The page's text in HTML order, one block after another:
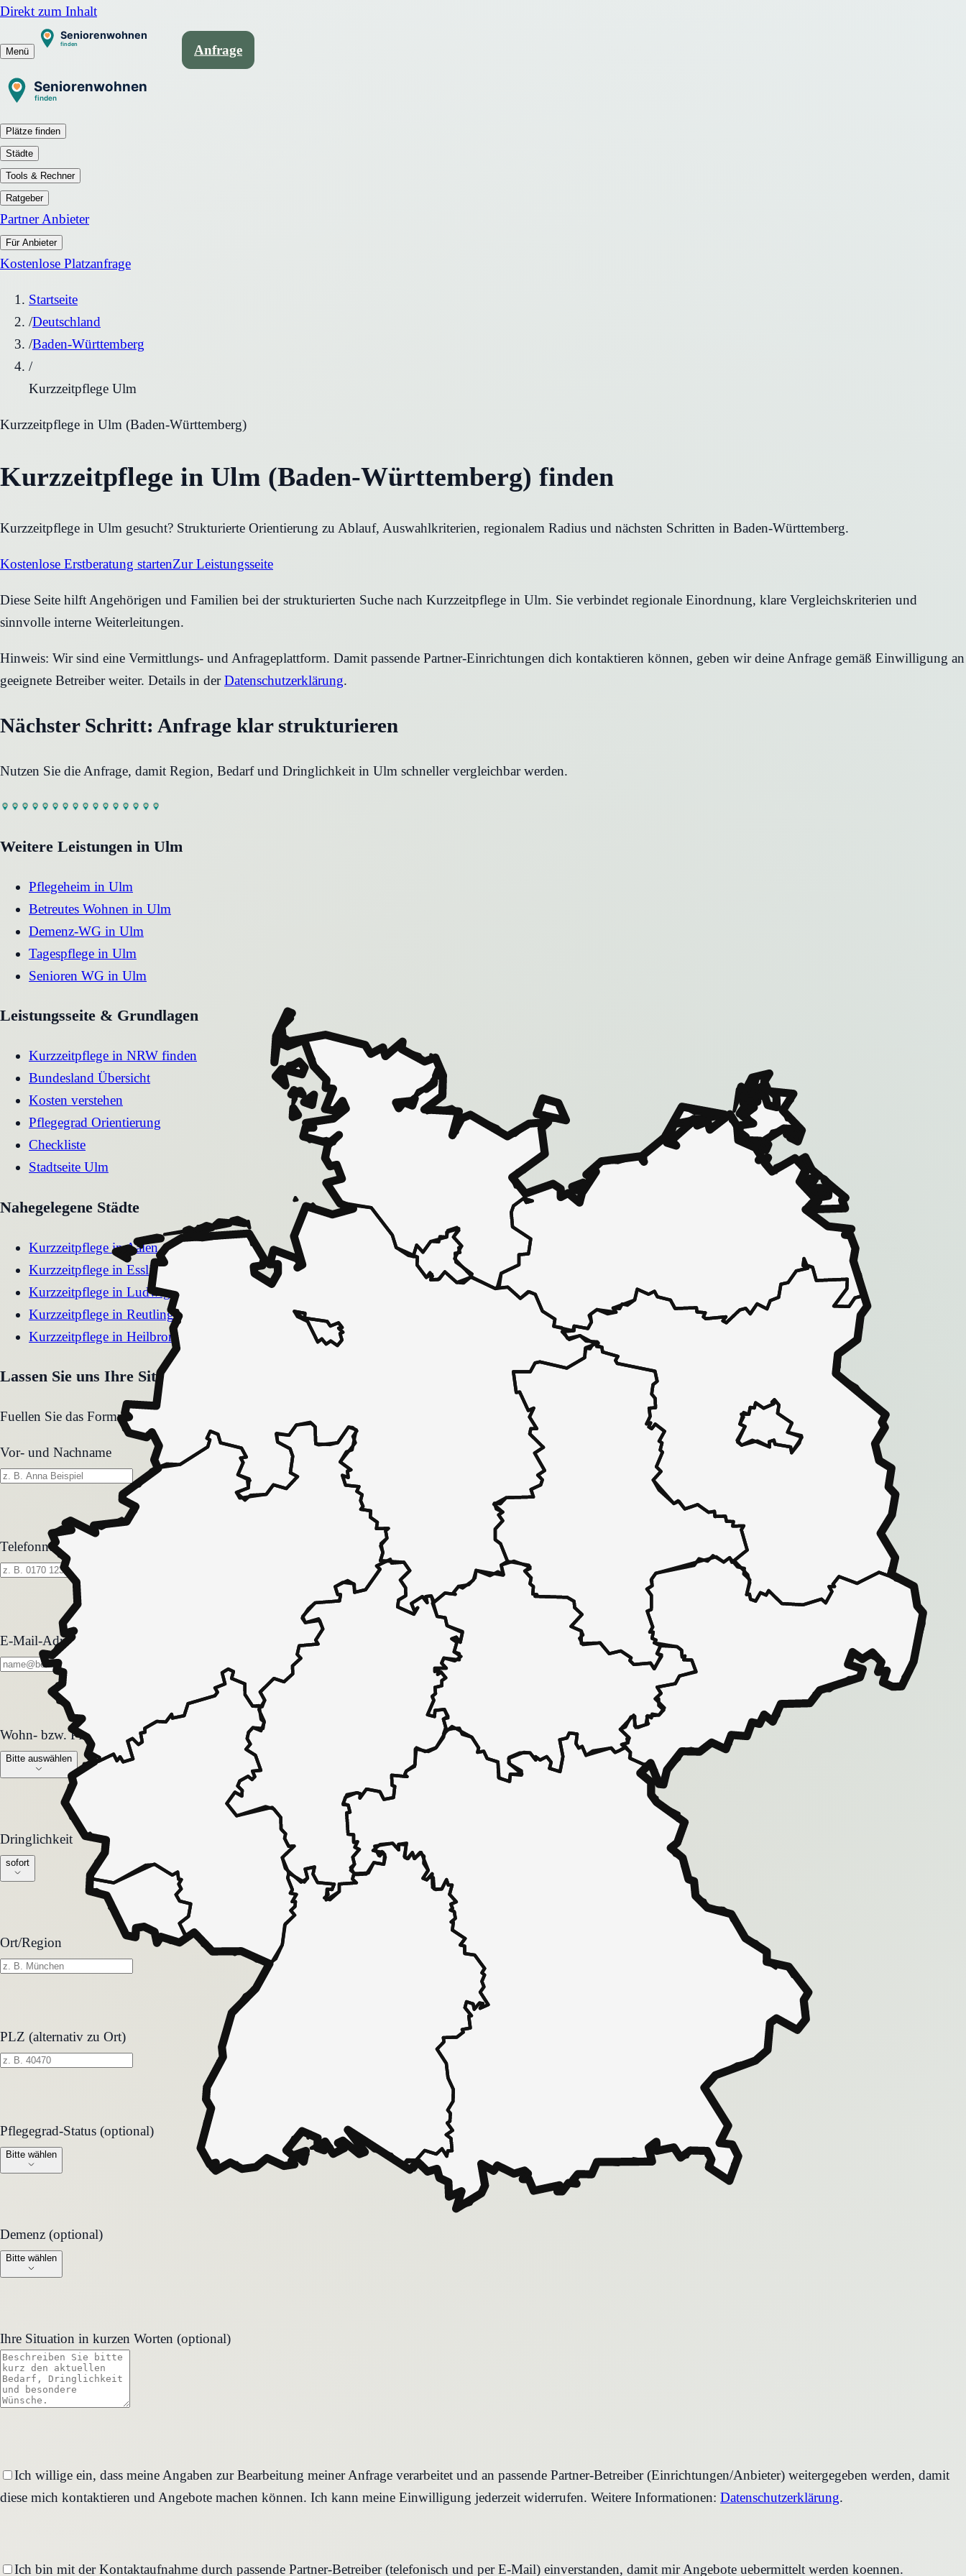
Direkt zum Inhalt
Menü Anfrage
Plätze finden
Städte
Tools & Rechner
Ratgeber
Partner Anbieter
Für Anbieter
Kostenlose Platzanfrage
Startseite
/Deutschland
/Baden-Württemberg
/
Kurzzeitpflege Ulm
Kurzzeitpflege in Ulm (Baden-Württemberg)
Kurzzeitpflege in Ulm (Baden-Württemberg) finden
Kurzzeitpflege in Ulm gesucht? Strukturierte Orientierung zu Ablauf, Auswahlkriterien, regionalem Radius und nächsten Schritten in Baden-Württemberg.
Kostenlose Erstberatung startenZur Leistungsseite
Diese Seite hilft Angehörigen und Familien bei der strukturierten Suche nach Kurzzeitpflege in Ulm. Sie verbindet regionale Einordnung, klare Vergleichskriterien und
sinnvolle interne Weiterleitungen.
Hinweis: Wir sind eine Vermittlungs- und Anfrageplattform. Damit passende Partner-Einrichtungen dich kontaktieren können, geben wir deine Anfrage gemäß Einwilligung an
geeignete Betreiber weiter. Details in der Datenschutzerklärung.
Nächster Schritt: Anfrage klar strukturieren
Nutzen Sie die Anfrage, damit Region, Bedarf und Dringlichkeit in Ulm schneller vergleichbar werden.
Weitere Leistungen in Ulm
Pflegeheim in Ulm
Betreutes Wohnen in Ulm
Demenz-WG in Ulm
Tagespflege in Ulm
Senioren WG in Ulm
Leistungsseite & Grundlagen
Kurzzeitpflege in NRW finden
Bundesland Übersicht
Kosten verstehen
Pflegegrad Orientierung
Checkliste
Stadtseite Ulm
Nahegelegene Städte
KurzzeitpflegeinAalen
Kurzzeitpflege in Esslingen am Neckar
Kurzzeitpflege in Ludwigsburg
Kurzzeitpflege in Reutlingen
Kurzzeitpflege in Heilbronn
Lassen Sie uns Ihre Situation gemeinsam klären - in 30 Sekunden zu einem Pflegeplatz
Fuellen Sie das Formular aus. Wir melden uns zeitnah und unverbindlich bei Ihnen.
Vor- und Nachname
Telefonnummer
E-Mail-Adresse
Wohn- bzw. Pflegeform
Wohn- bzw. Pflegeform
Bitte auswählen
Dringlichkeit
Dringlichkeit
sofort
Ort/Region
PLZ (alternativ zu Ort)
Pflegegrad-Status (optional)
Pflegegrad-Status (optional)
Bitte wählen
Demenz (optional)
Demenz (optional)
Bitte wählen
Ihre Situation in kurzen Worten (optional)
Ich willige ein, dass meine Angaben zur Bearbeitung meiner Anfrage verarbeitet und an passende Partner-Betreiber (Einrichtungen/Anbieter) weitergegeben werden, damit
diese mich kontaktieren und Angebote machen können. Ich kann meine Einwilligung jederzeit widerrufen. Weitere Informationen: Datenschutzerklärung.
Ich bin mit der Kontaktaufnahme durch passende Partner-Betreiber (telefonisch und per E-Mail) einverstanden, damit mir Angebote uebermittelt werden koennen.